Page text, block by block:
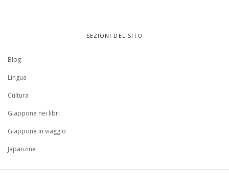
SEZIONI DEL SITO
Blog
Lingua
Cultura
Giappone nei libri
Giappone in viaggio
Japanzine